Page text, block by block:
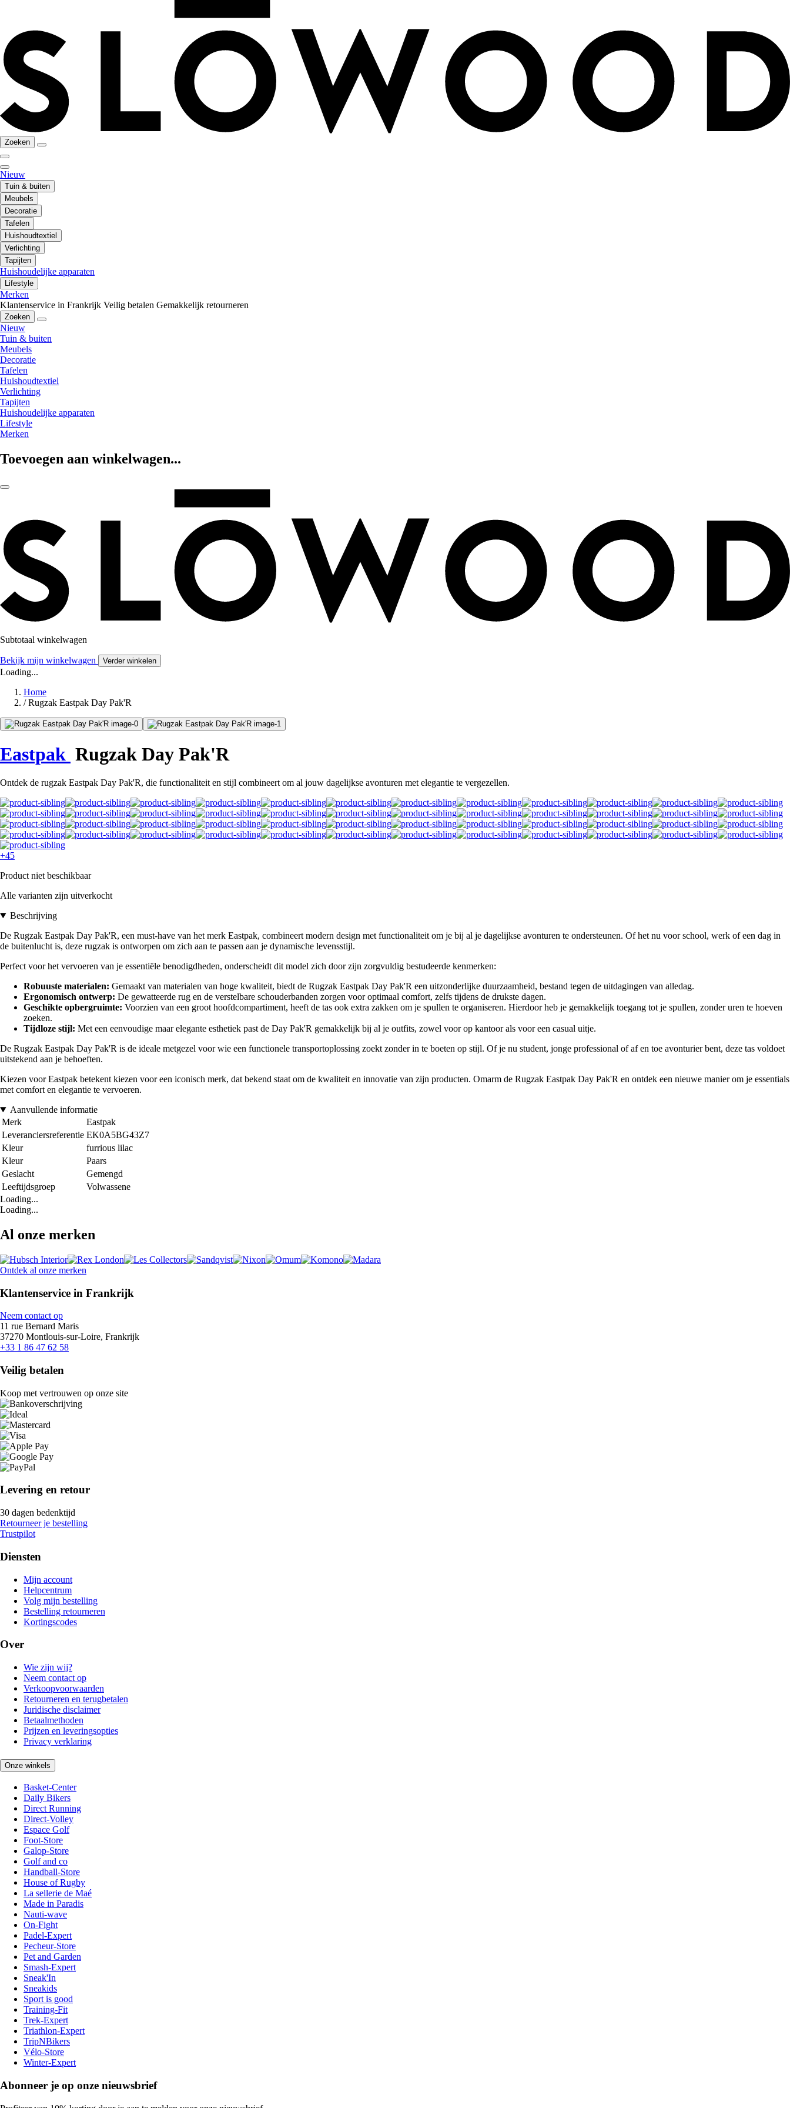
Zoeken
Nieuw
Tuin & buiten
Meubels
Decoratie
Tafelen
Huishoudtextiel
Verlichting
Tapijten
Huishoudelijke apparaten
Lifestyle
Merken
Klantenservice in Frankrijk Veilig betalen Gemakkelijk retourneren
Zoeken
Nieuw
Tuin & buiten
Meubels
Decoratie
Tafelen
Huishoudtextiel
Verlichting
Tapijten
Huishoudelijke apparaten
Lifestyle
Merken
Toevoegen aan winkelwagen...
Subtotaal winkelwagen
Bekijk mijn winkelwagen Verder winkelen
Loading...
Home
/ Rugzak Eastpak Day Pak'R
Eastpak Rugzak Day Pak'R
Ontdek de rugzak Eastpak Day Pak'R, die functionaliteit en stijl combineert om al jouw dagelijkse avonturen met elegantie te vergezellen.
+45
Product niet beschikbaar
Alle varianten zijn uitverkocht
Beschrijving
De Rugzak Eastpak Day Pak'R, een must-have van het merk Eastpak, combineert modern design met functionaliteit om je bij al je dagelijkse avonturen te ondersteunen. Of het nu voor school, werk of een dag in
de buitenlucht is, deze rugzak is ontworpen om zich aan te passen aan je dynamische levensstijl.
Perfect voor het vervoeren van je essentiële benodigdheden, onderscheidt dit model zich door zijn zorgvuldig bestudeerde kenmerken:
Robuuste materialen: Gemaakt van materialen van hoge kwaliteit, biedt de Rugzak Eastpak Day Pak'R een uitzonderlijke duurzaamheid, bestand tegen de uitdagingen van alledag.
Ergonomisch ontwerp: De gewatteerde rug en de verstelbare schouderbanden zorgen voor optimaal comfort, zelfs tijdens de drukste dagen.
Geschikte opbergruimte: Voorzien van een groot hoofdcompartiment, heeft de tas ook extra zakken om je spullen te organiseren. Hierdoor heb je gemakkelijk toegang tot je spullen, zonder uren te hoeven
zoeken.
Tijdloze stijl: Met een eenvoudige maar elegante esthetiek past de Day Pak'R gemakkelijk bij al je outfits, zowel voor op kantoor als voor een casual uitje.
De Rugzak Eastpak Day Pak'R is de ideale metgezel voor wie een functionele transportoplossing zoekt zonder in te boeten op stijl. Of je nu student, jonge professional of af en toe avonturier bent, deze tas voldoet
uitstekend aan je behoeften.
Kiezen voor Eastpak betekent kiezen voor een iconisch merk, dat bekend staat om de kwaliteit en innovatie van zijn producten. Omarm de Rugzak Eastpak Day Pak'R en ontdek een nieuwe manier om je essentials
met comfort en elegantie te vervoeren.
Aanvullende informatie
Merk
Eastpak
Leveranciersreferentie EK0A5BG43Z7
Kleur
furrious lilac
Kleur
Paars
Geslacht
Gemengd
Leeftijdsgroep
Volwassene
Loading...
Loading...
Al onze merken
Ontdek al onze merken
Klantenservice in Frankrijk
Neem contact op
11 rue Bernard Maris
37270 Montlouis-sur-Loire, Frankrijk
+33 1 86 47 62 58
Veilig betalen
Koop met vertrouwen op onze site
Levering en retour
30 dagen bedenktijd
Retourneer je bestelling
Trustpilot
Diensten
Mijn account
Helpcentrum
Volg mijn bestelling
Bestelling retourneren
Kortingscodes
Over
Wie zijn wij?
Neem contact op
Verkoopvoorwaarden
Retourneren en terugbetalen
Juridische disclaimer
Betaalmethoden
Prijzen en leveringsopties
Privacy verklaring
Onze winkels
Basket-Center
Daily Bikers
Direct Running
Direct-Volley
Espace Golf
Foot-Store
Galop-Store
Golf and co
Handball-Store
House of Rugby
La sellerie de Maé
Made in Paradis
Nauti-wave
On-Fight
Padel-Expert
Pecheur-Store
Pet and Garden
Smash-Expert
Sneak'In
Sneakids
Sport is good
Training-Fit
Trek-Expert
Triathlon-Expert
TripNBikers
Vélo-Store
Winter-Expert
Abonneer je op onze nieuwsbrief